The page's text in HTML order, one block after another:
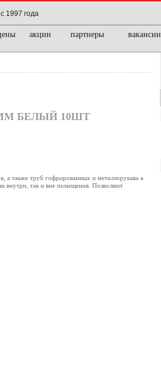
года
акции партнеры вакансии
БЕЛЫЙ 10ШТ
а также труб гофрированных и металлорукава к
внутри, так и вне помещения. Позволяют